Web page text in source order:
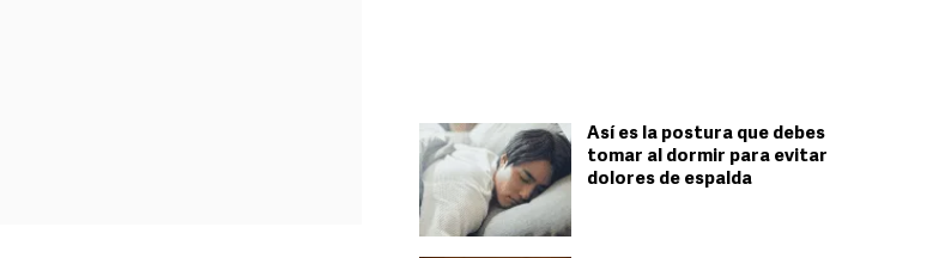
Así es la postura que debes
tomar al dormir para evitar
dolores de espalda